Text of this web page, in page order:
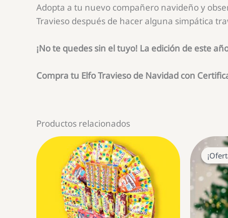
Adopta a tu nuevo compañero navideño y
Travieso después de hacer alguna simpática
¡No te quedes sin el tuyo! La edición de este
Compra tu Elfo Travieso de Navidad con
Productos relacionados